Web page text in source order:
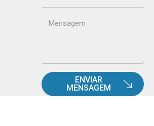
ENVIAR
MENSAGEM